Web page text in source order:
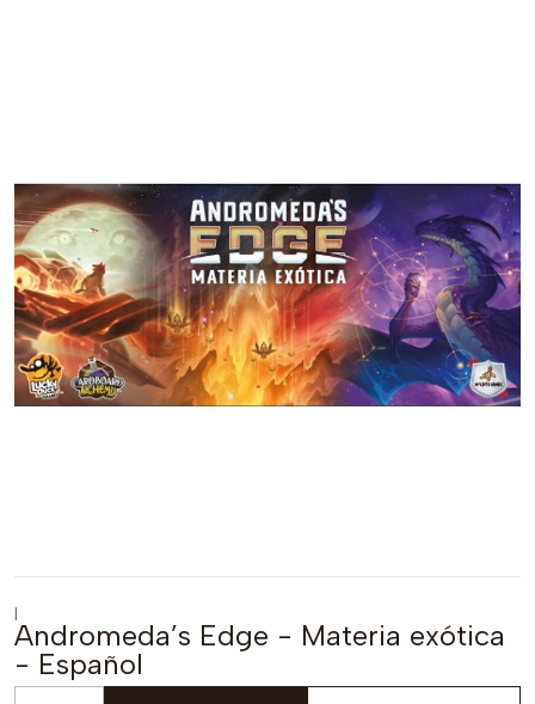
|
Andromeda’s Edge - Materia exótica
- Español